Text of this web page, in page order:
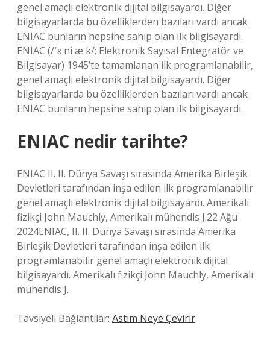
genel amaçlı elektronik dijital bilgisayardı. Diğer
bilgisayarlarda bu özelliklerden bazıları vardı ancak
ENIAC bunların hepsine sahip olan ilk bilgisayardı.
ENIAC (/ˈɛ ni æ k/; Elektronik Sayısal Entegratör ve
Bilgisayar) 1945’te tamamlanan ilk programlanabilir,
genel amaçlı elektronik dijital bilgisayardı. Diğer
bilgisayarlarda bu özelliklerden bazıları vardı ancak
ENIAC bunların hepsine sahip olan ilk bilgisayardı.
ENIAC nedir tarihte?
ENIAC II. II. Dünya Savaşı sırasında Amerika Birleşik
Devletleri tarafından inşa edilen ilk programlanabilir
genel amaçlı elektronik dijital bilgisayardı. Amerikalı
fizikçi John Mauchly, Amerikalı mühendis J.22 Ağu
2024ENIAC, II. II. Dünya Savaşı sırasında Amerika
Birleşik Devletleri tarafından inşa edilen ilk
programlanabilir genel amaçlı elektronik dijital
bilgisayardı. Amerikalı fizikçi John Mauchly, Amerikalı
mühendis J.
Tavsiyeli Bağlantılar: Astım Neye Çevirir